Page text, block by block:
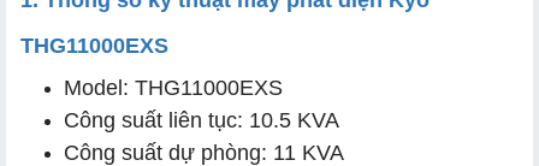
a. Trang bị động cơ Honda GX690 chính hãng
b. Công suất cao – Vận hành nhiều thiết bị cùng lúc
c. Đề nổ – Khởi động nhanh, không cần sức người
THG11000EXS
Model: THG11000EXS
Công suất liên tục: 10.5 KVA
Công suất dự phòng: 11 KVA